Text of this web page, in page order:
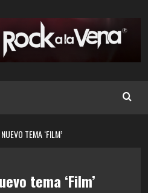
TEMA ‘FILM’
tema ‘Film’